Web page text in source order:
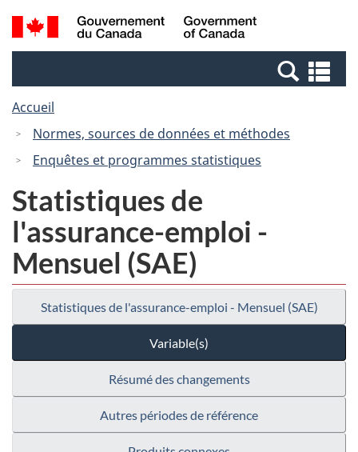
Passer
au
Passer
à
Canada
Recherche
et
et
Accueil
Normes, sources de données et méthodes
Enquêtes et programmes statistiques
Statistiques de
l'assurance-emploi -
Mensuel (SAE)
Statistiques de l'assurance-emploi - Mensuel (SAE)
Variable(s)
Résumé des changements
Autres périodes de référence